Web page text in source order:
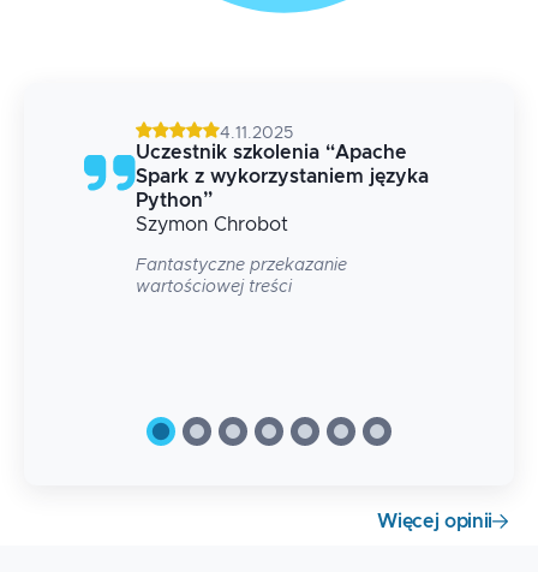
4.11.2025
Uczestnik szkolenia “Apache
Spark z wykorzystaniem języka
Python”
Szymon Chrobot
Fantastyczne przekazanie
wartościowej treści
Więcej opinii